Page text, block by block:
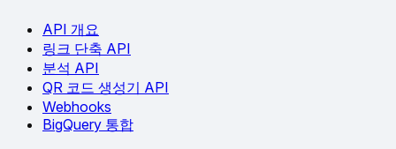
API 개요
링크 단축 API
분석 API
QR 코드 생성기 API
Webhooks
BigQuery 통합